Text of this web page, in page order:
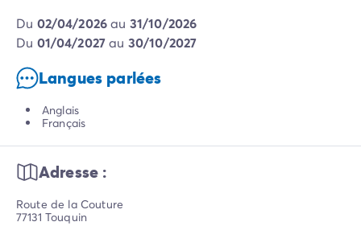
du 02/04/2026au 31/10/2026
du 01/04/2027au 30/10/2027
Langues parlées
Anglais
Français
Adresse :
Route de la Couture
77131 Touquin